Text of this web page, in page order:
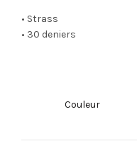
• Strass
• 30 deniers
Couleur